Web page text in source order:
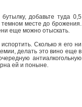
добавьте туда 0,5
темном месте до брожения.
еще можно отыскать.
Сколько я его ни
делать это вино еще в
антиалкогольную
ей и поныне.